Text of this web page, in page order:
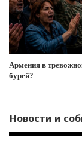
Армения в
бурей?
Новости и